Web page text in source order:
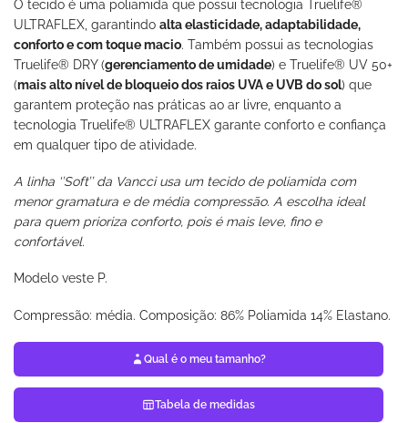
O tecido é uma poliamida que possui tecnologia Truelife®
ULTRAFLEX, garantindo alta elasticidade, adaptabilidade,
conforto e com toque macio. Também possui as tecnologias
Truelife® DRY (gerenciamento de umidade) e Truelife® UV 50+
(mais alto nível de bloqueio dos raios UVA e UVB do sol) que
garantem proteção nas práticas ao ar livre, enquanto a
tecnologia Truelife® ULTRAFLEX garante conforto e confiança
em qualquer tipo de atividade.
A linha ‘’Soft’’ da Vancci usa um tecido de poliamida com
menor gramatura e de média compressão. A escolha ideal
para quem prioriza conforto, pois é mais leve, fino e
confortável.
Modelo veste P.
Compressão: média. Composição: 86% Poliamida 14% Elastano.
Qual é o meu tamanho?
Tabela de medidas